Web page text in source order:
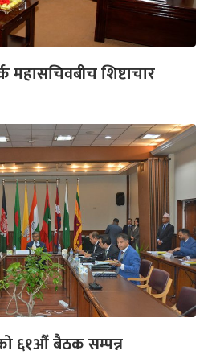
महासचिवबीच शिष्टाचार
६१औँ बैठक सम्पन्न